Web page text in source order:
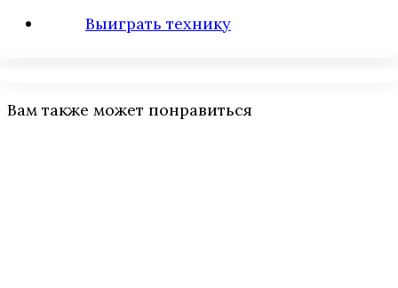
Выиграть технику
Вам также может понравиться